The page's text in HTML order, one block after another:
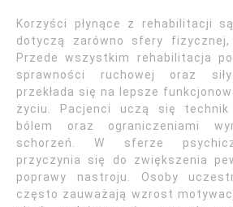
Korzyści płynące z rehabilitacji
dotyczą zarówno sfery fizycznej,
Przede wszystkim rehabilitacja
sprawności ruchowej oraz
przekłada się na lepsze
życiu. Pacjenci uczą się
bólem oraz ograniczeniami
schorzeń. W sferze
przyczynia się do zwiększenia
poprawy nastroju. Osoby
często zauważają wzrost